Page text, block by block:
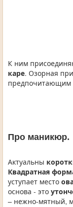
К ним
каре. Озорная
предпочитающим
Про маникюр.
Актуальны
Квадратная
уступает место
основа - это
– нежно-мятный,